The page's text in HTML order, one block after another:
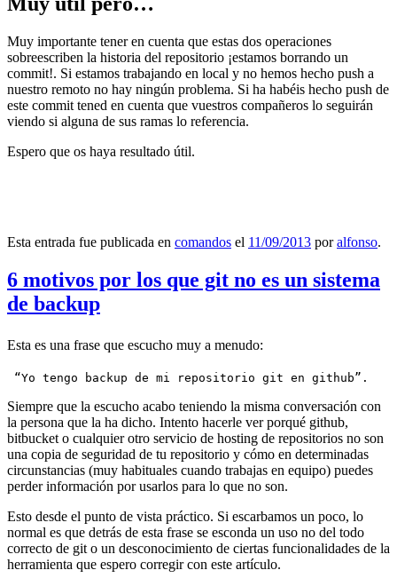
Muy importante tener en cuenta que estas dos operaciones
sobreescriben la historia del repositorio ¡estamos borrando un
commit!. Si estamos trabajando en local y no hemos hecho push a
nuestro remoto no hay ningún problema. Si ha habéis hecho push de
este commit tened en cuenta que vuestros compañeros lo seguirán
viendo si alguna de sus ramas lo referencia.
Espero que os haya resultado útil.
Esta entrada fue publicada en comandos el 11/09/2013 poralfonso.
6 motivos por los que git no es un sistema
de backup
Esta es una frase que escucho muy a menudo:
“Yo tengo backup de mi repositorio git en github”.
Siempre que la escucho acabo teniendo la misma conversación con
la persona que la ha dicho. Intento hacerle ver porqué github,
bitbucket o cualquier otro servicio de hosting de repositorios no son
una copia de seguridad de tu repositorio y cómo en determinadas
circunstancias (muy habituales cuando trabajas en equipo) puedes
perder información por usarlos para lo que no son.
Esto desde el punto de vista práctico. Si escarbamos un poco, lo
normal es que detrás de esta frase se esconda un uso no del todo
correcto de git o un desconocimiento de ciertas funcionalidades de la
herramienta que espero corregir con este artículo.